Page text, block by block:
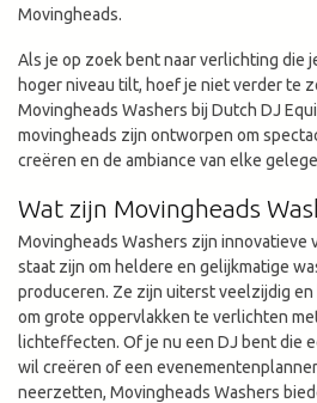
Movingheads.
Als je op zoek bent naar verlichting die
hoger niveau tilt, hoef je niet verder te
Movingheads Washers bij Dutch DJ
movingheads zijn ontworpen om
creëren en de ambiance van elke
Wat zijn Movingheads
Movingheads Washers zijn innovatieve
staat zijn om heldere en gelijkmatige
produceren. Ze zijn uiterst veelzijdig
om grote oppervlakken te verlichten
lichteffecten. Of je nu een DJ bent die
wil creëren of een
neerzetten, Movingheads Washers